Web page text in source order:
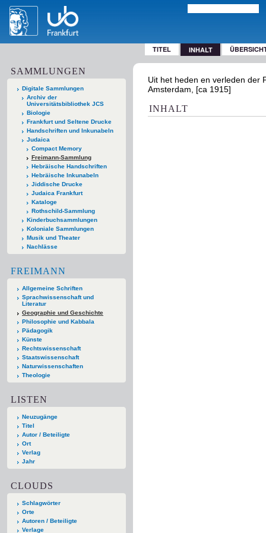
TITEL INHALT
SAMMLUNGEN
Digitale Sammlungen
Archiv der
Universitätsbibliothek JCS
Biologie
Frankfurt und Seltene Drucke
Handschriften und Inkunabeln
Judaica
Compact Memory
Freimann-Sammlung
Hebräische Handschriften
Hebräische Inkunabeln
Jiddische Drucke
Judaica Frankfurt
Kataloge
Rothschild-Sammlung
Kinderbuchsammlungen
Koloniale Sammlungen
Musik und Theater
Nachlässe
FREIMANN
Allgemeine Schriften
Sprachwissenschaft und
Literatur
Geographie und Geschichte
Philosophie und Kabbala
Pädagogik
Künste
Rechtswissenschaft
Staatswissenschaft
Naturwissenschaften
Theologie
LISTEN
Neuzugänge
Titel
Autor / Beteiligte
Ort
Verlag
Jahr
CLOUDS
Schlagwörter
Orte
Autoren / Beteiligte
Verlage
Uit het heden en verleden der
Amsterdam, [ca 1915]
INHALT